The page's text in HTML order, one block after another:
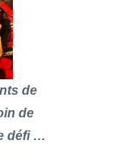
de
de
défi …